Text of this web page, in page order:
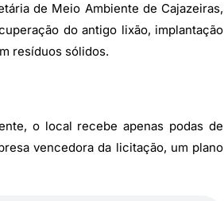
de Meio Ambiente de Cajazeiras,
do antigo lixão, implantação
resíduos sólidos.
o local recebe apenas podas de
vencedora da licitação, um plano